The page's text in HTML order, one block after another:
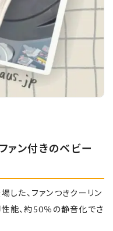
ァン付きのベビー
した、ファンつきクーリン
性能、約50％の静音化でさ